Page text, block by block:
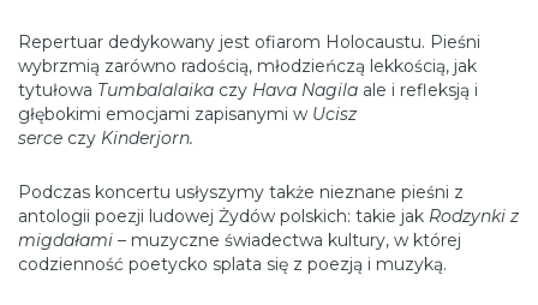
Repertuar dedykowany jest ofiarom Holocaustu. Pieśni
wybrzmią zarówno radością, młodzieńczą lekkością, jak
tytułowa Tumbalalaika czy Hava Nagila ale i refleksją i
głębokimi emocjami zapisanymi w Ucisz
serce czy Kinderjorn.
Podczas koncertu usłyszymy także nieznane pieśni z
antologii poezji ludowej Żydów polskich: takie jak Rodzynki z
migdałami – muzyczne świadectwa kultury, w której
codzienność poetycko splata się z poezją i muzyką.